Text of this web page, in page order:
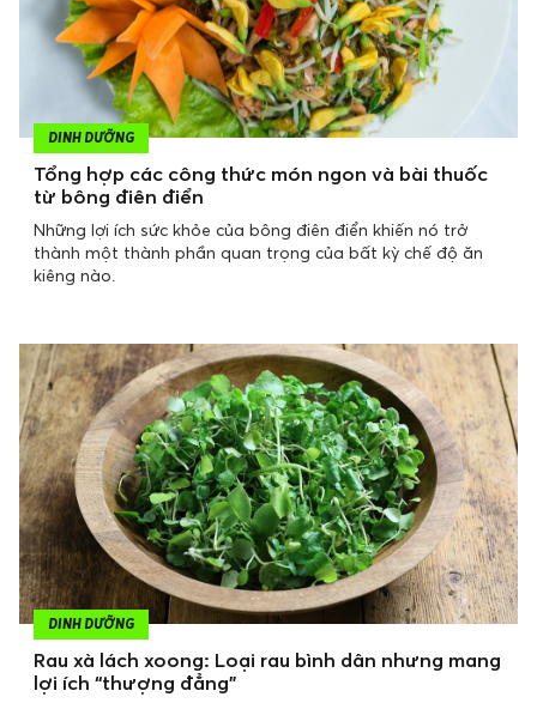
DINH DƯỠNG
Tổng hợp các công thức món ngon và bài thuốc
từ bông điên điển
Những lợi ích sức khỏe của bông điên điển khiến nó trở
thành một thành phần quan trọng của bất kỳ chế độ ăn
kiêng nào.
DINH DƯỠNG
Rau xà lách xoong: Loại rau bình dân nhưng mang
lợi ích “thượng đẳng”